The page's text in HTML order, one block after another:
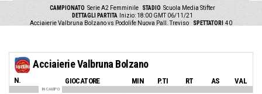
CAMPIONATO Serie A2 Femminile STADIO Scuola Media Stifter
DETTAGLI PARTITA
Inizio: 18:00 GMT 06/11/21
Acciaierie Valbruna Bolzano vs Podolife Nuova Pall. Treviso
SPETTATORI 40
Acciaierie Valbruna Bolzano
N. GIOCATORE MIN P.TI RT AS VAL
IN CAMPO